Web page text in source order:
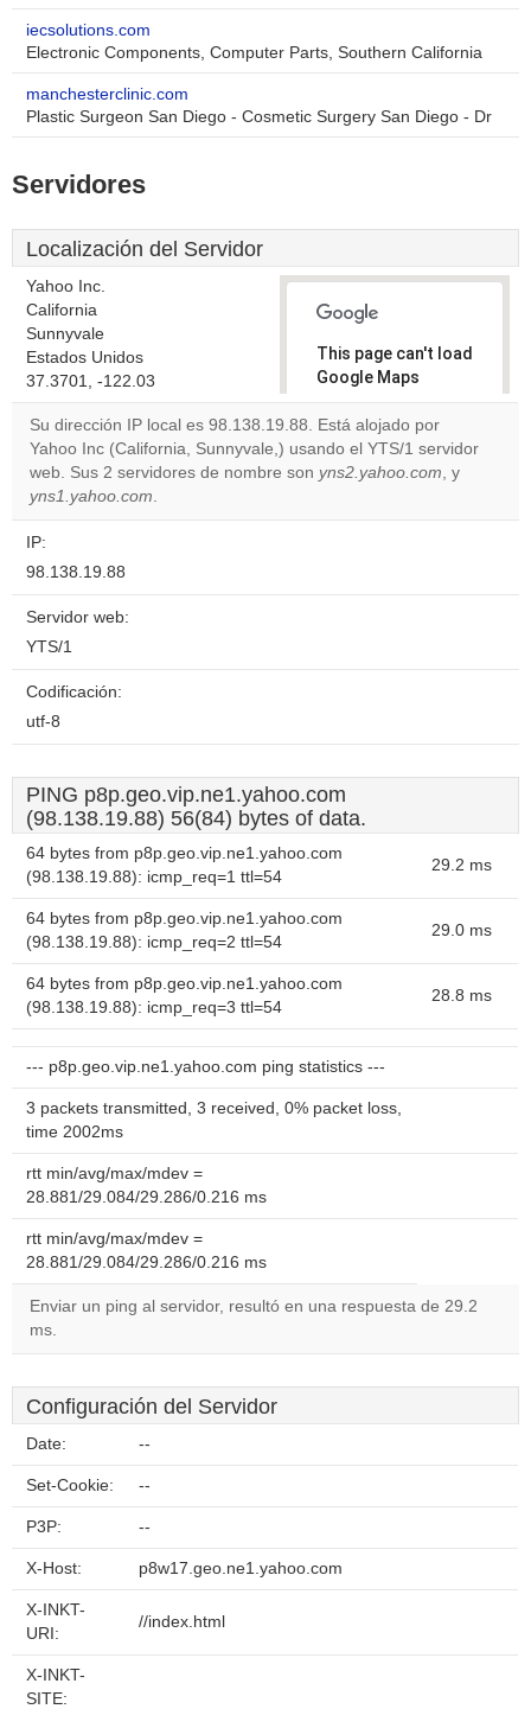
iecsolutions.com
Electronic Components, Computer Parts, Southern California
manchesterclinic.com
Plastic Surgeon San Diego - Cosmetic Surgery San Diego - Dr
Servidores
Localización del Servidor
Yahoo Inc.
California
Sunnyvale
Estados Unidos
37.3701, -122.03
This page can't load
Google Maps
correctly.
Do you
own this
OK
Su dirección IP local es 98.138.19.88. Está alojado por
Yahoo Inc (California, Sunnyvale,) usando el YTS/1 servidor
web. Sus 2 servidores de nombre son yns2.yahoo.com, y
yns1.yahoo.com.
IP:
98.138.19.88
Servidor web:
YTS/1
Codificación:
utf-8
PING p8p.geo.vip.ne1.yahoo.com
(98.138.19.88) 56(84) bytes of data.
64 bytes from p8p.geo.vip.ne1.yahoo.com
(98.138.19.88): icmp_req=1 ttl=54
29.2 ms
64 bytes from p8p.geo.vip.ne1.yahoo.com
(98.138.19.88): icmp_req=2 ttl=54
29.0 ms
64 bytes from p8p.geo.vip.ne1.yahoo.com
(98.138.19.88): icmp_req=3 ttl=54
28.8 ms
--- p8p.geo.vip.ne1.yahoo.com ping statistics ---
3 packets transmitted, 3 received, 0% packet loss,
time 2002ms
rtt min/avg/max/mdev =
28.881/29.084/29.286/0.216 ms
rtt min/avg/max/mdev =
28.881/29.084/29.286/0.216 ms
Enviar un ping al servidor, resultó en una respuesta de 29.2
ms.
Configuración del Servidor
Date: --
Set-Cookie: --
P3P: --
X-Host: p8w17.geo.ne1.yahoo.com
X-INKT-
URI:
//index.html
X-INKT-
SITE: